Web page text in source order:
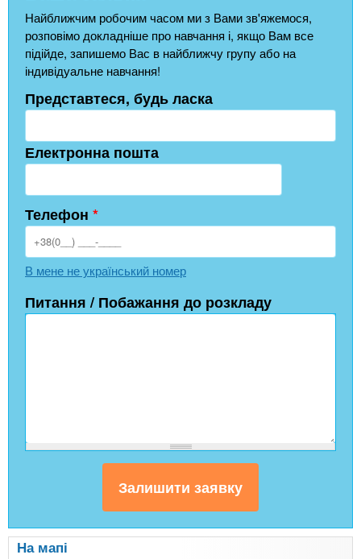
Найближчим робочим часом ми з Вами зв'яжемося,
розповімо докладніше про навчання і, якщо Вам все
підійде, запишемо Вас в найближчу групу або на
індивідуальне навчання!
Представтеся, будь ласка
Електронна пошта
Телефон *
В мене не український номер
Питання / Побажання до розкладу
На мапі